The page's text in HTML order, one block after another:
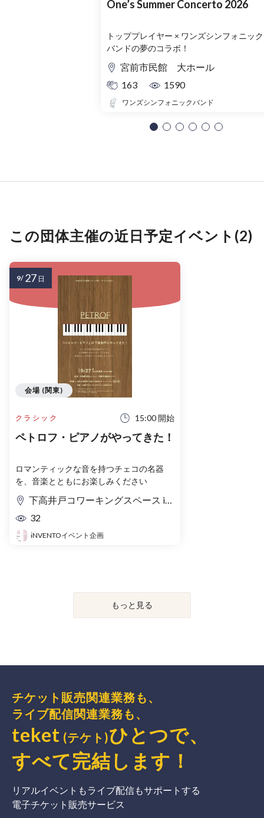
One’s Summer Concerto 2026
トッププレイヤー × ワンズシンフォニック
バンドの夢のコラボ！
宮前市民館 大ホール
163
1590
ワンズシンフォニックバンド
この団体主催の近日予定イベント(2)
クラシック 15:00 開始
ペトロフ・ピアノがやってきた！
ロマンティックな音を持つチェコの名器
を、音楽とともにお楽しみください
下高井戸コワーキングスペース iNVENTO
32
iNVENTOイベント企画
会場 (関東)
9/ 27 日
もっと見る
チケット販売関連業務も、
ライブ配信関連業務も、
teket (テケト)ひとつで、
すべて完結 します ！
リアルイベントもライブ配信もサポートする
電子チケット販売サービス